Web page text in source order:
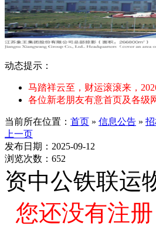
动态提示：
马踏祥云至，财运滚滚来，
各位新老朋友有意首页及各级
当前所在位置： 首页 » 信息公告 »
上一页
发布日期：2025-09-12
浏览次数：652
资中公铁联运
您还没有注